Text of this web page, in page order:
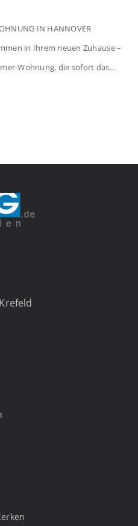
IN HANNOVER
in Ihrem neuen Zuhause –
Wohnung, die sofort das